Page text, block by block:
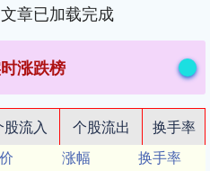
章已加载完成
涨跌榜
股流入 个股流出
换手率
涨幅
换手率